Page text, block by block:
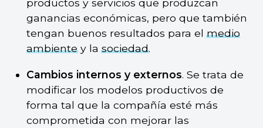
productos y servicios que produzcan
ganancias económicas, pero que también
tengan buenos resultados para elmedio
ambientey lasociedad.
Cambios internos y externos. Se trata de
modificar los modelos productivos de
forma tal que la compañía esté más
comprometida con mejorar las